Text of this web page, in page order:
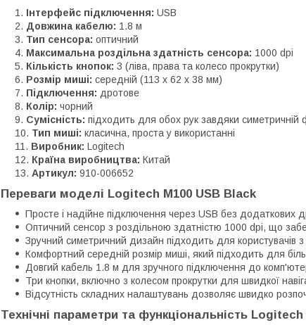
Інтерфейс підключення: USB
Довжина кабелю: 1.8 м
Тип сенсора: оптичний
Максимальна роздільна здатність сенсора: 1000 dpi
Кількість кнопок: 3 (ліва, права та колесо прокрутки)
Розмір миші: середній (113 x 62 x 38 мм)
Підключення: дротове
Колір: чорний
Сумісність: підходить для обох рук завдяки симетричній
Тип миші: класична, проста у використанні
Виробник: Logitech
Країна виробництва: Китай
Артикул: 910-006652
Переваги моделі Logitech M100 USB Black
Просте і надійне підключення через USB без додаткових
Оптичний сенсор з роздільною здатністю 1000 dpi, що
Зручний симетричний дизайн підходить для користувачів
Комфортний середній розмір миші, який підходить для
Довгий кабель 1.8 м для зручного підключення до
Три кнопки, включно з колесом прокрутки для швидкої
Відсутність складних налаштувань дозволяє швидко
Технічні параметри та функціональність Logitech